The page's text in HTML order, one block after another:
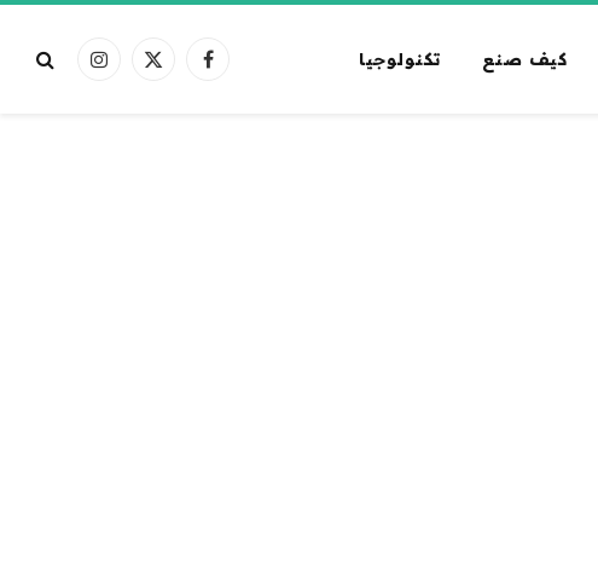
كيف صنع تكنولوجيا فيسبوكX
الانستغرام